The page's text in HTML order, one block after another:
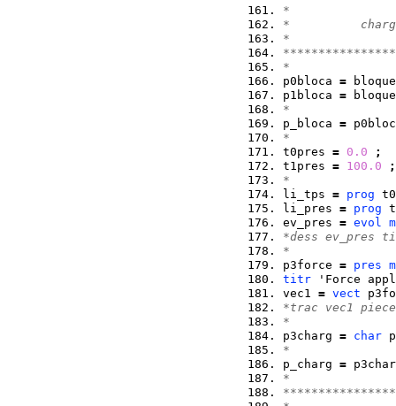
*
*
*
*
p0bloca =
p1bloca =
*
p_bloca =
*
t0pres = 0.0
;
t1pres = 100.0
;
*
li_tps = prog
li_pres = prog
ev_pres = evol
*dess ev_pres
*
p3force = pres
titr 'Force
vec1 = vect
*trac vec1
*
p3charg = char
*
p_charg =
*